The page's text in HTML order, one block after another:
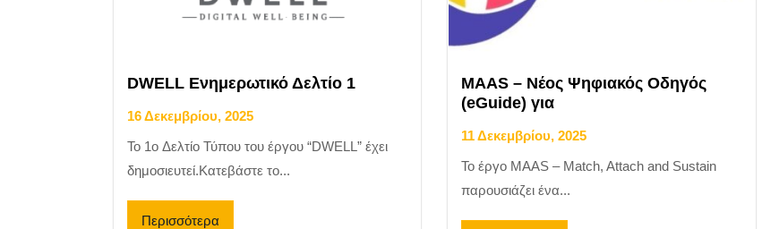
DWELL Ενημερωτικό Δελτίο 1
16 Δεκεμβρίου, 2025
Το 1o Δελτίο Τύπου του έργου “DWELL” έχει
δημοσιευτεί.Κατεβάστε το...
Περισσότερα
MAAS – Νέος Ψηφιακός Οδηγός
(eGuide) για
11 Δεκεμβρίου, 2025
Το έργο MAAS – Match, Attach and Sustain
παρουσιάζει ένα...